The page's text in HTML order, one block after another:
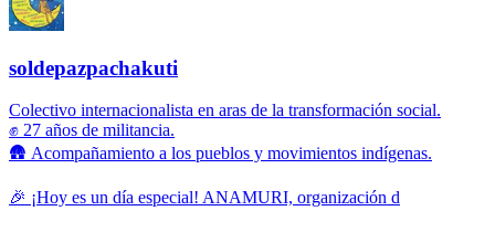
soldepazpachakuti
Colectivo internacionalista en aras de la transformación social.
✊ 27 años de militancia.
🛖 Acompañamiento a los pueblos y movimientos indígenas.
🎉 ¡Hoy es un día especial! ANAMURI, organización d